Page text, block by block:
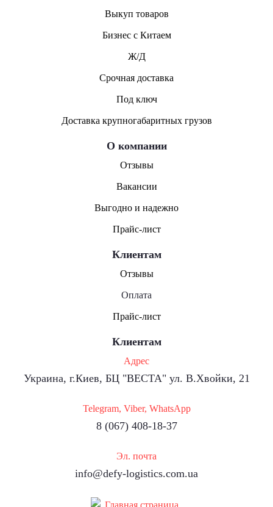
Выкуп товаров
Бизнес с Китаем
Ж/Д
Срочная доставка
Под ключ
Доставка крупногабаритных грузов
О компании
Отзывы
Вакансии
Выгодно и надежно
Прайс-лист
Клиентам
Отзывы
Оплата
Прайс-лист
Клиентам
Адрес
Украина, г.Киев, БЦ "ВЕСТА" ул. В.Хвойки, 21
Telegram, Viber, WhatsApp
8 (067) 408-18-37
Эл. почта
info@defy-logistics.com.ua